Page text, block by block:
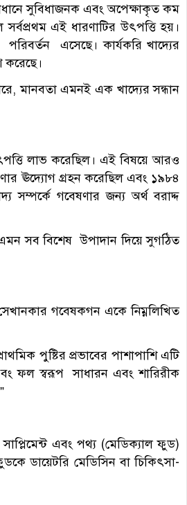
সুবিধাজনক এবং অপেক্ষাকৃত কম
এই ধারণাটির উৎপত্তি হয়।
এসেছে। কার্যকরি খাদ্যের
করেছে।
মানবতা এমনই এক খাদ্যের সন্ধান
লাভ করেছিল। এই বিষয়ে আরও
ঊদ্যোগ গ্রহন করেছিল এবং ১৯৮৪
সম্পর্কে গবেষণার জন্য অর্থ বরাদ্দ
এমন সব বিশেষ উপাদান দিয়ে সুগঠিত
গবেষকগন একে নিম্নলিখিত
পুষ্টির প্রভাবের পাশাপাশি এটি
ফল স্বরূপ সাধারন এবং শারিরীক
সাপ্লিমেন্ট এবং পথ্য (মেডিক্যাল ফুড)
ডায়েটরি মেডিসিন বা চিকিৎসা-